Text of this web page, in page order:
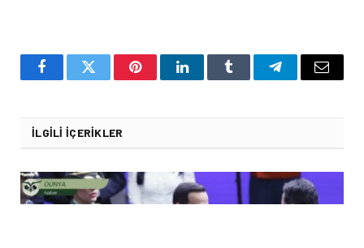
FacebookTwitter PinterestLinkedInTumblr TelegramEmail
İLGILI İÇERIKLER